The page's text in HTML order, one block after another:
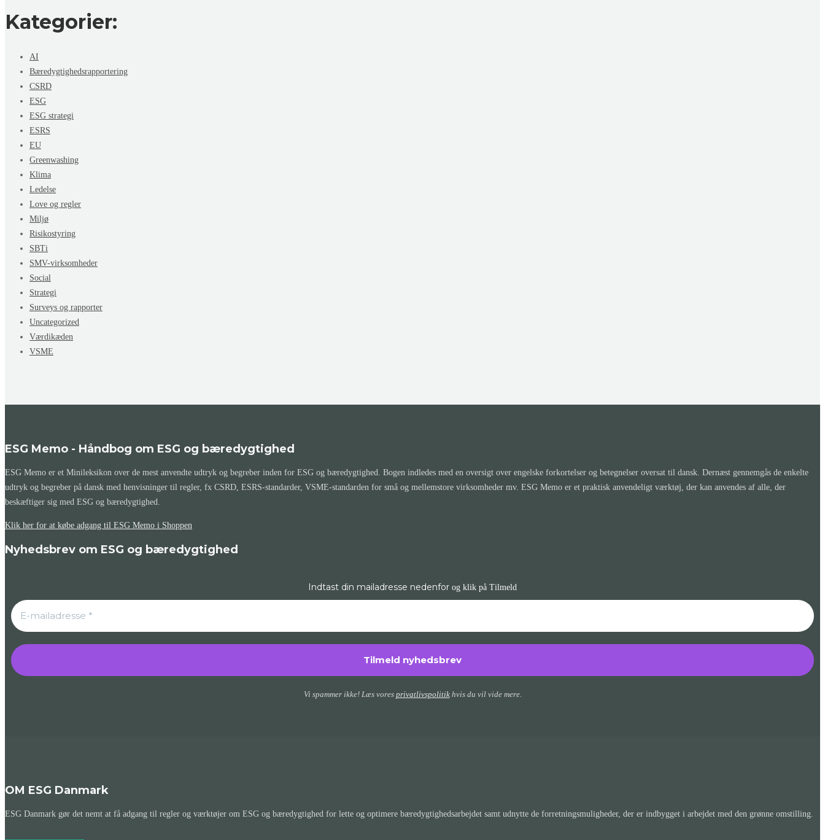
Kategorier:
AI
Bæredygtighedsrapportering
CSRD
ESG
ESG strategi
ESRS
EU
Greenwashing
Klima
Ledelse
Love og regler
Miljø
Risikostyring
SBTi
SMV-virksomheder
Social
Strategi
Surveys og rapporter
Uncategorized
Værdikæden
VSME
ESG Memo - Håndbog om ESG og bæredygtighed
ESG Memo er et Minileksikon over de mest anvendte udtryk og begreber inden for ESG og bæredygtighed. Bogen indledes med en oversigt over engelske forkortelser og betegnelser oversat til dansk. Dernæst gennemgås de enkelte
udtryk og begreber på dansk med henvisninger til regler, fx CSRD, ESRS-standarder, VSME-standarden for små og mellemstore virksomheder mv. ESG Memo er et praktisk anvendeligt værktøj, der kan anvendes af alle, der
beskæftiger sig med ESG og bæredygtighed.
Klik her for at købe adgang til ESG Memo i Shoppen
Nyhedsbrev om ESG og bæredygtighed
Indtast din mailadresse nedenfor og klik på Tilmeld
Vi spammer ikke! Læs vores privatlivspolitikhvis du vil vide mere.
OM ESG Danmark
ESG Danmark gør det nemt at få adgang til regler og værktøjer om ESG og bæredygtighed for lette og optimere bæredygtighedsarbejdet samt udnytte de forretningsmuligheder, der er indbygget i arbejdet med den grønne omstilling.